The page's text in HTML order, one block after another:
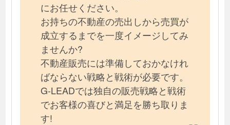
にお任せください。
お持ちの不動産の売出しから売買が
成立するまでを一度イメージしてみ
ませんか?
不動産販売には準備しておかなけれ
ばならない戦略と戦術が必要です。
G-LEADでは独自の販売戦略と戦術
でお客様の喜びと満足を勝ち取りま
す!